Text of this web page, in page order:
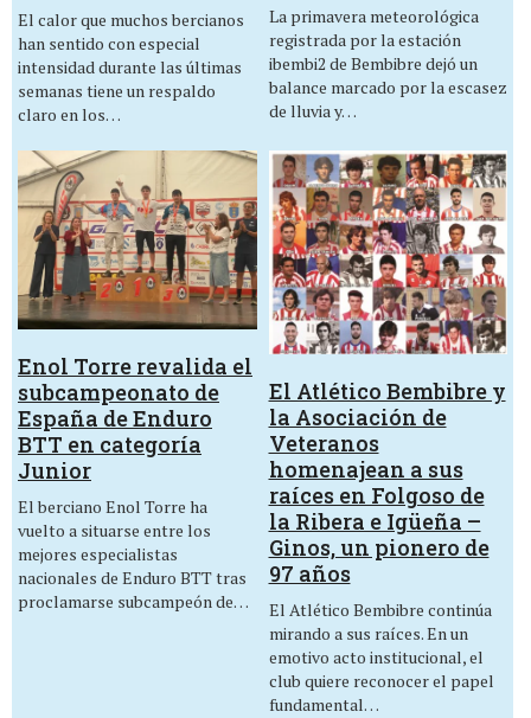
El calor que muchos bercianos
han sentido con especial
intensidad durante las últimas
semanas tiene un respaldo
claro en los…
La primavera meteorológica
registrada por la estación
ibembi2 de Bembibre dejó un
balance marcado por la escasez
de lluvia y…
Enol Torre revalida el
subcampeonato de
España de Enduro
BTT en categoría
Junior
El berciano Enol Torre ha
vuelto a situarse entre los
mejores especialistas
nacionales de Enduro BTT tras
proclamarse subcampeón de…
El Atlético Bembibre y
la Asociación de
Veteranos
homenajean a sus
raíces en Folgoso de
la Ribera e Igüeña –
Ginos, un pionero de
97 años
El Atlético Bembibre continúa
mirando a sus raíces. En un
emotivo acto institucional, el
club quiere reconocer el papel
fundamental…